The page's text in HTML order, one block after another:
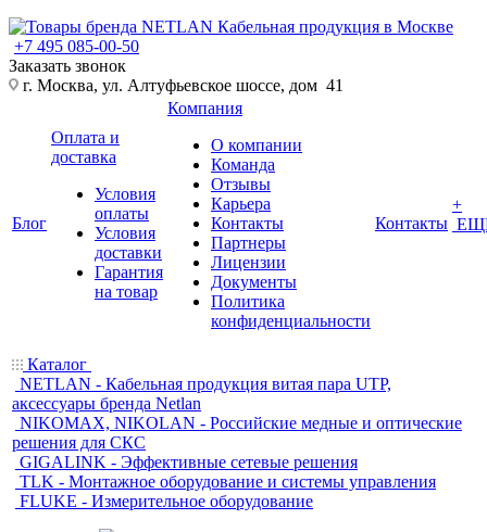
+7 495 085-00-50
Заказать звонок
г. Москва, ул. Алтуфьевское шоссе, дом 41
Блог
Оплата и
доставка
Условия
оплаты
Условия
доставки
Гарантия
на товар
Компания
О компании
Команда
Отзывы
Карьера
Контакты
Партнеры
Лицензии
Документы
Политика
конфиденциальности
Контакты
+
Каталог
NETLAN - Кабельная продукция витая пара UTP,
аксессуары бренда Netlan
NIKOMAX, NIKOLAN - Российские медные и оптические
решения для СКС
GIGALINK - Эффективные сетевые решения
TLK - Монтажное оборудование и системы управления
FLUKE - Измерительное оборудование